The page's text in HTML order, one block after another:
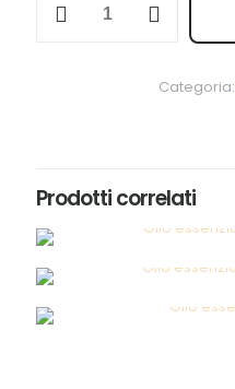
essenziale
Alternative:
Categoria:
Prodotti correlati